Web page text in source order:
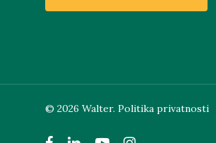
© 2026 Walter. Politika privatnosti